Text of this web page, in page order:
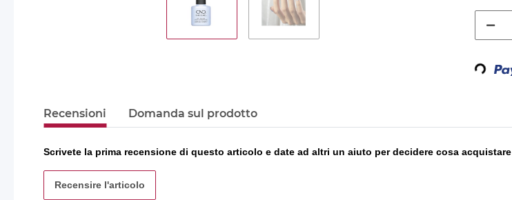
Loading...
Recensioni Domanda sul prodotto
Scrivete la prima recensione di questo articolo e date ad altri un aiuto per decidere cosa acquistare
Recensire l'articolo